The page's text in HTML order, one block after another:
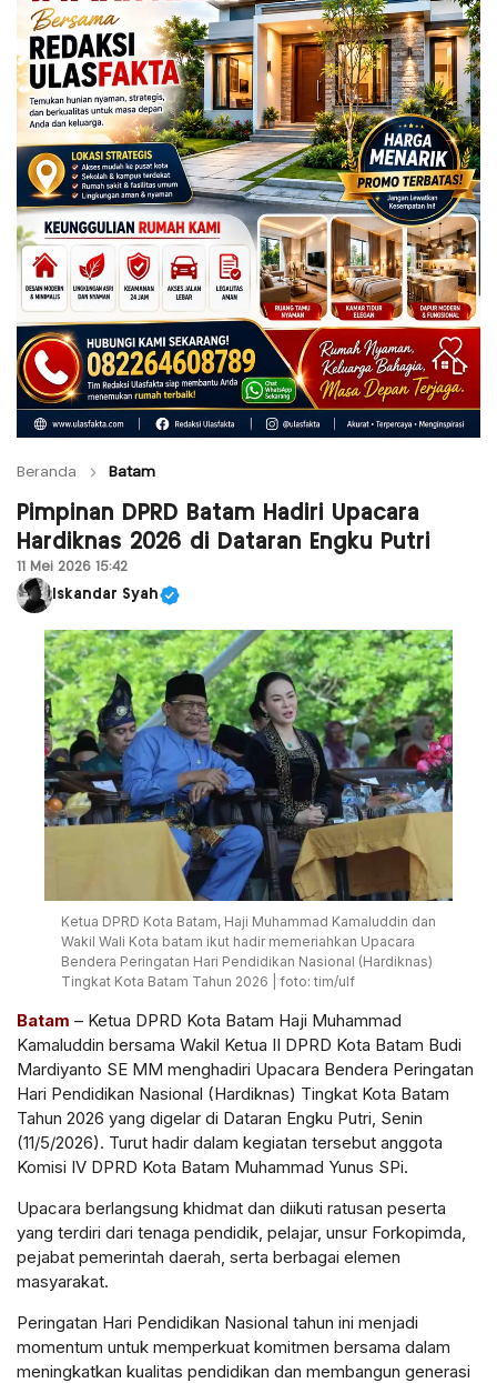
Beranda Batam
Pimpinan DPRD Batam Hadiri Upacara
Hardiknas 2026 di Dataran Engku Putri
11 Mei 2026 15:42
Iskandar Syah
Ketua DPRD Kota Batam, Haji Muhammad Kamaluddin dan
Wakil Wali Kota batam ikut hadir memeriahkan Upacara
Bendera Peringatan Hari Pendidikan Nasional (Hardiknas)
Tingkat Kota Batam Tahun 2026 | foto: tim/ulf
Batam – Ketua DPRD Kota Batam Haji Muhammad
Kamaluddin bersama Wakil Ketua II DPRD Kota Batam Budi
Mardiyanto SE MM menghadiri Upacara Bendera Peringatan
Hari Pendidikan Nasional (Hardiknas) Tingkat Kota Batam
Tahun 2026 yang digelar di Dataran Engku Putri, Senin
(11/5/2026). Turut hadir dalam kegiatan tersebut anggota
Komisi IV DPRD Kota Batam Muhammad Yunus SPi.
Upacara berlangsung khidmat dan diikuti ratusan peserta
yang terdiri dari tenaga pendidik, pelajar, unsur Forkopimda,
pejabat pemerintah daerah, serta berbagai elemen
masyarakat.
Peringatan Hari Pendidikan Nasional tahun ini menjadi
momentum untuk memperkuat komitmen bersama dalam
meningkatkan kualitas pendidikan dan membangun generasi